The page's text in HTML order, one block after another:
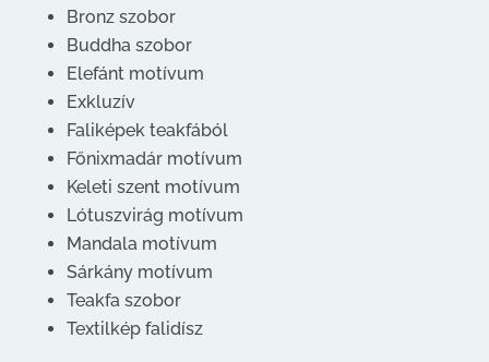
Bronz szobor
Buddha szobor
Elefánt motívum
Exkluzív
Faliképek teakfából
Főnixmadár motívum
Keleti szent motívum
Lótuszvirág motívum
Mandala motívum
Sárkány motívum
Teakfa szobor
Textilkép falidísz